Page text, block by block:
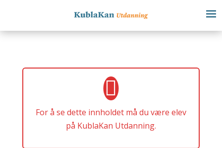
For å se dette innholdet må du være elev
på KublaKan Utdanning.